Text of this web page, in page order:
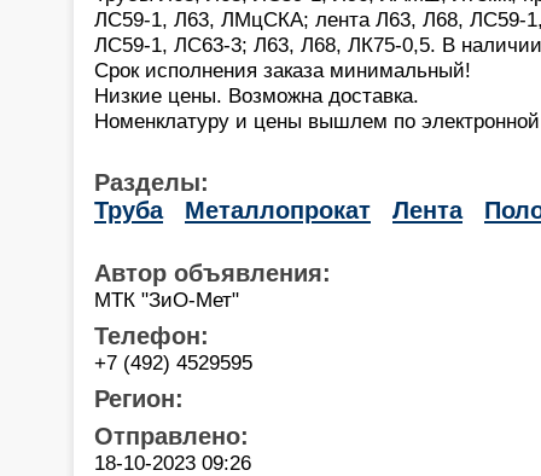
ЛС59-1, Л63, ЛМцСКА; лента Л63, Л68, ЛС59-
ЛС59-1, ЛС63-3; Л63, Л68, ЛК75-0,5. В наличии
Срок исполнения заказа минимальный!
Низкие цены. Возможна доставка.
Номенклатуру и цены вышлем по
Разделы:
Труба
Металлопрокат Лента
Автор объявления:
МТК "ЗиО-Мет"
Телефон:
+7 (492) 4529595
Регион:
Отправлено:
18-10-2023 09:26